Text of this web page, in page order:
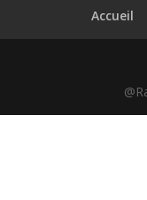
Accueil